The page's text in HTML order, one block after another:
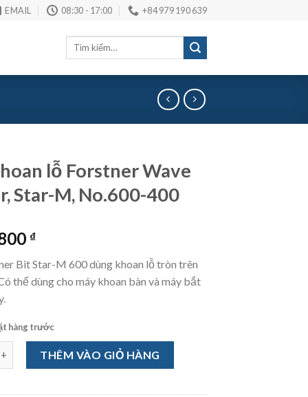
EMAIL 08:30 - 17:00 +84 979 190 639
Tìm
lỗ Forstner Wave
Star-M, No.600-400
₫
Bit Star-M 600 dùng khoan lỗ tròn trên
thể dùng cho máy khoan bàn và máy bắt
hàng trước
lỗ Forstner Wave Cutter, Star-M, No.600-400 số lượng
THÊM VÀO GIỎ HÀNG